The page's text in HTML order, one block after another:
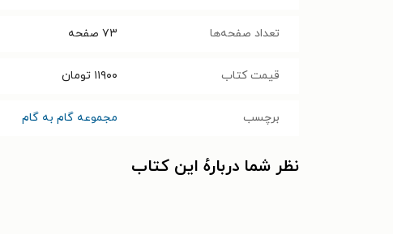
تعداد صفحه‌ها ۷۳ صفحه
قیمت کتاب ۱۱۹۰۰ تومان
برچسب مجموعه گام به گام
نظر شما دربارهٔ این کتاب